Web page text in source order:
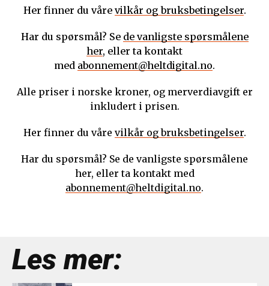
Her finner du våre vilkår og bruksbetingelser.
Har du spørsmål? Se de vanligste spørsmålene
her, eller ta kontakt
med abonnement@heltdigital.no.
Alle priser i norske kroner, og merverdiavgift er
inkludert i prisen.
Her finner du våre vilkår og bruksbetingelser.
Har du spørsmål? Se de vanligste spørsmålene
her, eller ta kontakt med
abonnement@heltdigital.no.
Les mer: